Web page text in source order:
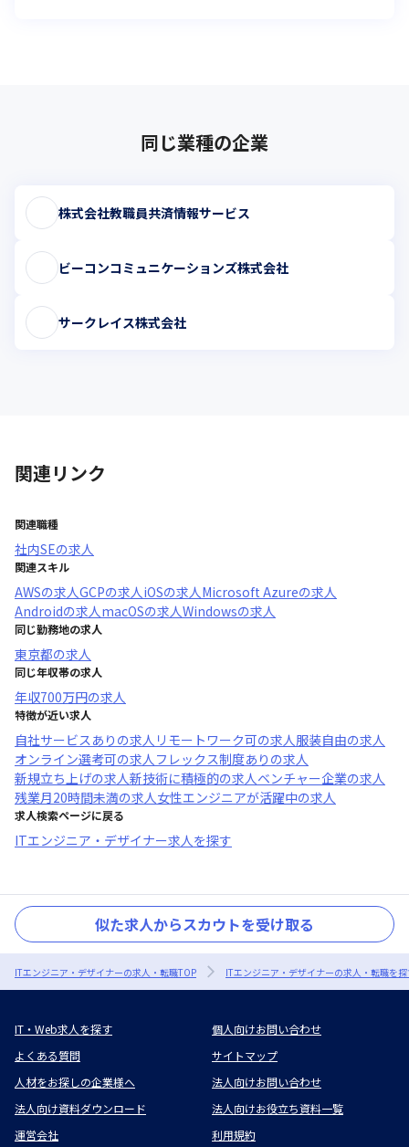
同じ業種の企業
株式会社教職員共済情報サービス
ビーコンコミュニケーションズ株式会社
サークレイス株式会社
関連リンク
関連職種
社内SEの求人
関連スキル
AWSの求人GCPの求人iOSの求人Microsoft Azureの求人
Androidの求人macOSの求人Windowsの求人
同じ勤務地の求人
東京都の求人
同じ年収帯の求人
年収700万円の求人
特徴が近い求人
自社サービスあり の求人 リモートワーク可の求人服装自由の求人
オンライン選考可の求人フレックス制度あり の求人
新規立ち上げの求人新技術に積極的の求人ベンチャー企業の求人
残業月20時間未満の求人女性エンジニアが活躍中の求人
求人検索ページに戻る
ITエンジニア・デザイナー求人を探す
似た求人からスカウトを受け取る
ITエンジニア・デザイナーの求人・転職TOP ITエンジニア・デザイナーの求人・転職を
IT・Web求人を探す
個人向けお問い合わせ
よくある質問
サイトマップ
人材をお探しの企業様へ
法人向けお問い合わせ
法人向け資料ダウンロード
法人向けお役立ち資料一覧
運営会社
利用規約